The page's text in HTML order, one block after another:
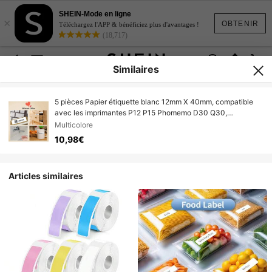
OBTENIR
×
SHEIN-Mode en ligne
Téléchargez l'APP & bénéficiez plus d'avantages !
(18,717)
Similaires
5 pièces Papier étiquette blanc 12mm X 40mm, compatible
avec les imprimantes P12 P15 Phomemo D30 Q30,
autocollants d'imprimante thermique imperméables et auto-
adhésifs
Multicolore
10,98€
Articles similaires